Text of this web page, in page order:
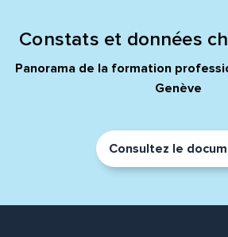
Constats et données
Panorama de la formation
Genève
Consultez le